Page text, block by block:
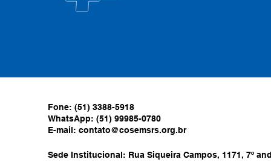
Fone: (51) 3388-5918
WhatsApp: (51) 99985-0780
E-mail: contato@cosemsrs.org.br
Sede Institucional: Rua Siqueira Campos, 1171, 7º